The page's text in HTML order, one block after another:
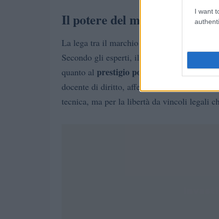
I want
Il potere del marchio Trump
La lega tra il marchio Trump e il mondo
Secondo gli esperti, il successo di queste
quanto al prestigio politico
e all’influenza
docente di diritto, afferma che gli
tecnica, ma per la libertà da vincoli legali